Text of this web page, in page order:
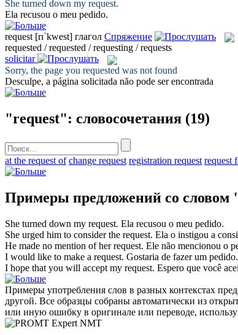
She turned down my request.
Ela recusou o meu pedido.
request [rɪˈkwest] глагол Спряжение
requested / requested / requesting / requests
solicitar
Sorry, the page you requested was not found
Desculpe, a página solicitada não pode ser encontrada
"request": словосочетания (19)
at the request of change request registration request request
Примеры предложений со словом
She turned down my request. Ela recusou o meu pedido.
She urged him to consider the request. Ela o instigou a
He made no mention of herrequest. Ele não mencionou o
I would like to make a request. Gostaria de fazer um pedido.
I hope that you will accept my request. Espero que você
Примеры употребления слов в разных контекстах
другой. Все образцы собраны автоматически из
или иную ошибку в оригинале или переводе,